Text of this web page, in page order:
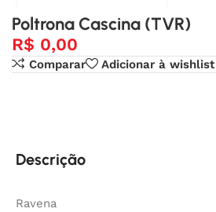
Poltrona Cascina (TVR)
R$ 0,00
Comparar Adicionar à wishlist
Descrição
Ravena